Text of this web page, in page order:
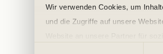
Wir verwenden Cookies, um
und die Zugriffe auf unsere